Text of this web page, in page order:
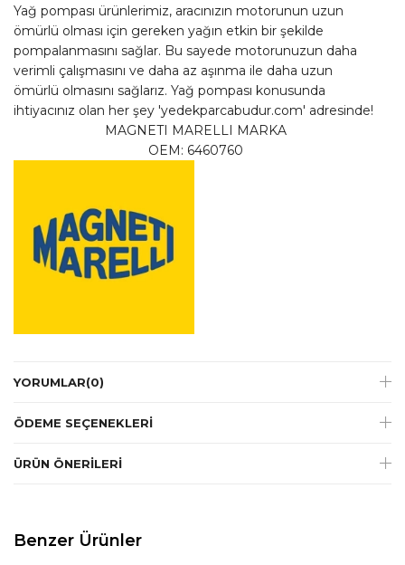
Yağ pompası ürünlerimiz, aracınızın motorunun uzun
ömürlü olması için gereken yağın etkin bir şekilde
pompalanmasını sağlar. Bu sayede motorunuzun daha
verimli çalışmasını ve daha az aşınma ile daha uzun
ömürlü olmasını sağlarız. Yağ pompası konusunda
ihtiyacınız olan her şey 'yedekparcabudur.com' adresinde!
MAGNETI MARELLI MARKA
OEM: 6460760
YORUMLAR(0)
ÖDEME SEÇENEKLERI
ÜRÜN ÖNERILERI
Benzer Ürünler